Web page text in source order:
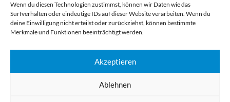
Wenn du diesen Technologien zustimmst, können wir Daten wie das
Surfverhalten oder eindeutige IDs auf dieser Website verarbeiten. Wenn du
deine Einwilligung nicht erteilst oder zurückziehst, können bestimmte
Merkmale und Funktionen beeinträchtigt werden.
Akzeptieren
Ablehnen
Digital Großformatdruck